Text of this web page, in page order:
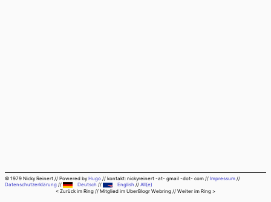
© 1979 Nicky Reinert // Powered by Hugo // kontakt: nickyreinert -at- gmail -dot- com // Impressum //
Datenschutzerklärung // Deutsch // English // All(e)
< Zurück im Ring // Mitglied im UberBlogr Webring // Weiter im Ring >